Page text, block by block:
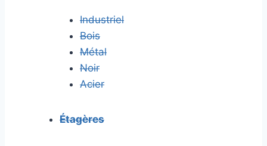
Industriel
Bois
Métal
Noir
Acier
Étagères